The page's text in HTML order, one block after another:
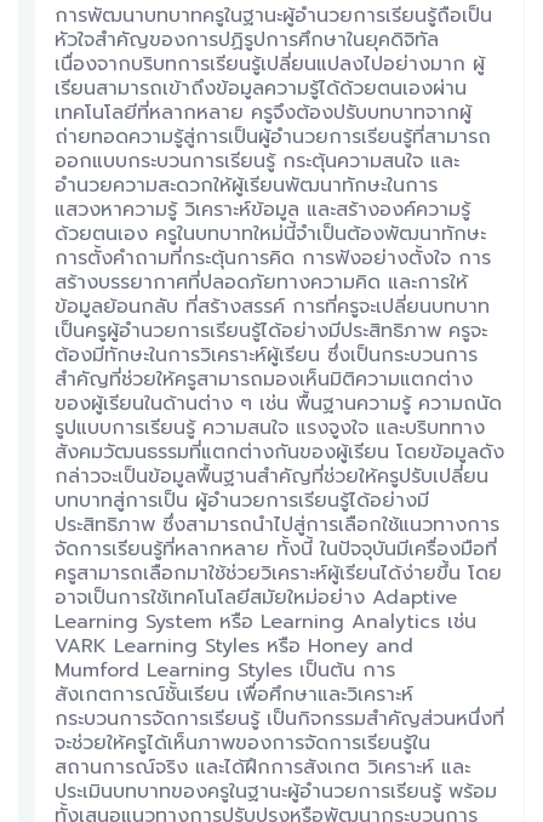
การพัฒนาบทบาทครูในฐานะผู้อำนวยการเรียนรู้ถือเป็น
หัวใจสำคัญของการปฏิรูปการศึกษาในยุคดิจิทัล
เนื่องจากบริบทการเรียนรู้เปลี่ยนแปลงไปอย่างมาก ผู้
เรียนสามารถเข้าถึงข้อมูลความรู้ได้ด้วยตนเองผ่าน
เทคโนโลยีที่หลากหลาย ครูจึงต้องปรับบทบาทจากผู้
ถ่ายทอดความรู้สู่การเป็นผู้อำนวยการเรียนรู้ที่สามารถ
ออกแบบกระบวนการเรียนรู้ กระตุ้นความสนใจ และ
อำนวยความสะดวกให้ผู้เรียนพัฒนาทักษะในการ
แสวงหาความรู้ วิเคราะห์ข้อมูล และสร้างองค์ความรู้
ด้วยตนเอง ครูในบทบาทใหม่นี้จำเป็นต้องพัฒนาทักษะ
การตั้งคำถามที่กระตุ้นการคิด การฟังอย่างตั้งใจ การ
สร้างบรรยากาศที่ปลอดภัยทางความคิด และการให้
ข้อมูลย้อนกลับ ที่สร้างสรรค์ การที่ครูจะเปลี่ยนบทบาท
เป็นครูผู้อำนวยการเรียนรู้ได้อย่างมีประสิทธิภาพ ครูจะ
ต้องมีทักษะในการวิเคราะห์ผู้เรียน ซึ่งเป็นกระบวนการ
สำคัญที่ช่วยให้ครูสามารถมองเห็นมิติความแตกต่าง
ของผู้เรียนในด้านต่าง ๆ เช่น พื้นฐานความรู้ ความถนัด
รูปแบบการเรียนรู้ ความสนใจ แรงจูงใจ และบริบททาง
สังคมวัฒนธรรมที่แตกต่างกันของผู้เรียน โดยข้อมูลดัง
กล่าวจะเป็นข้อมูลพื้นฐานสำคัญที่ช่วยให้ครูปรับเปลี่ยน
บทบาทสู่การเป็น ผู้อำนวยการเรียนรู้ได้อย่างมี
ประสิทธิภาพ ซึ่งสามารถนำไปสู่การเลือกใช้แนวทางการ
จัดการเรียนรู้ที่หลากหลาย ทั้งนี้ ในปัจจุบันมีเครื่องมือที่
ครูสามารถเลือกมาใช้ช่วยวิเคราะห์ผู้เรียนได้ง่ายขึ้น โดย
อาจเป็นการใช้เทคโนโลยีสมัยใหม่อย่าง Adaptive
Learning System หรือ Learning Analytics เช่น
VARK Learning Styles หรือ Honey and
Mumford Learning Styles เป็นต้น การ
สังเกตการณ์ชั้นเรียน เพื่อศึกษาและวิเคราะห์
กระบวนการจัดการเรียนรู้ เป็นกิจกรรมสำคัญส่วนหนึ่งที่
จะช่วยให้ครูได้เห็นภาพของการจัดการเรียนรู้ใน
สถานการณ์จริง และได้ฝึกการสังเกต วิเคราะห์ และ
ประเมินบทบาทของครูในฐานะผู้อำนวยการเรียนรู้ พร้อม
ทั้งเสนอแนวทางการปรับปรุงหรือพัฒนากระบวนการ